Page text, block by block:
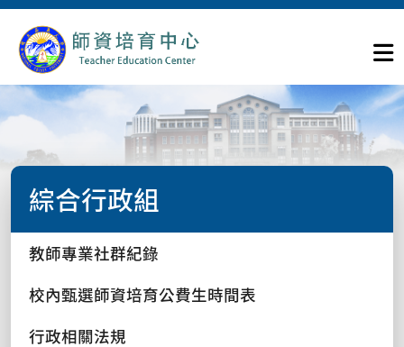
綜合行政組
教師專業社群紀錄
校內甄選師資培育公費生時間表
行政相關法規